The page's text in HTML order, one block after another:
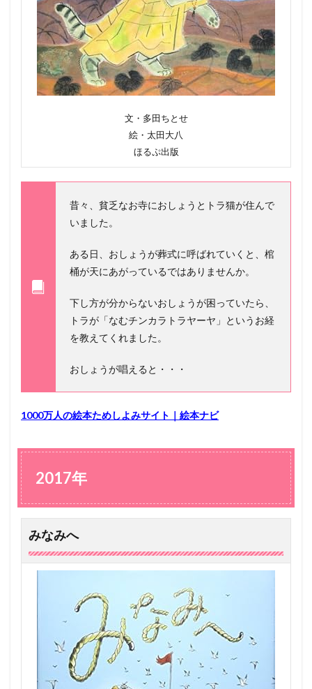
文・多田ちとせ
絵・太田大八
ほるぷ出版
昔々、貧乏なお寺におしょうとトラ猫が住んで
いました。
ある日、おしょうが葬式に呼ばれていくと、棺
桶が天にあがっているではありませんか。
下し方が分からないおしょうが困っていたら、
トラが「なむチンカラトラヤーヤ」というお経
を教えてくれました。
おしょうが唱えると・・・
1000万人の絵本ためしよみサイト｜絵本ナビ
2017年
みなみへ